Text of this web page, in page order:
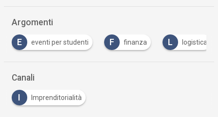
Argomenti
E eventi per studenti F finanza L logistica
Canali
I Imprenditorialità